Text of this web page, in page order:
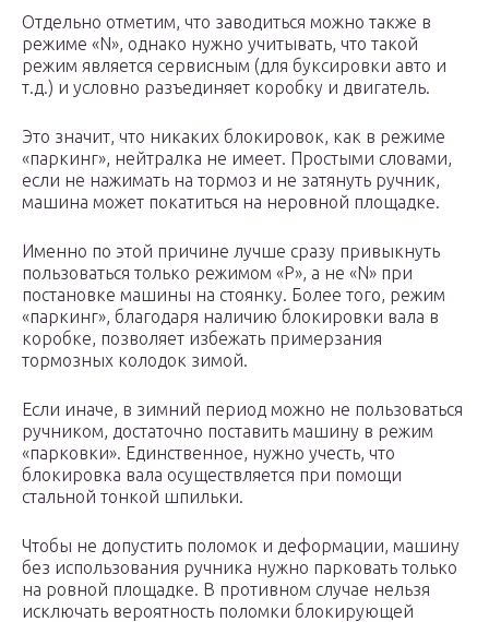
Отдельно отметим, что заводиться можно также в
режиме «N», однако нужно учитывать, что такой
режим является сервисным (для буксировки авто и
т.д.) и условно разъединяет коробку и двигатель.
Это значит, что никаких блокировок, как в режиме
«паркинг», нейтралка не имеет. Простыми словами,
если не нажимать на тормоз и не затянуть ручник,
машина может покатиться на неровной площадке.
Именно по этой причине лучше сразу привыкнуть
пользоваться только режимом «P», а не «N» при
постановке машины на стоянку. Более того, режим
«паркинг», благодаря наличию блокировки вала в
коробке, позволяет избежать примерзания
тормозных колодок зимой.
Если иначе, в зимний период можно не пользоваться
ручником, достаточно поставить машину в режим
«парковки». Единственное, нужно учесть, что
блокировка вала осуществляется при помощи
стальной тонкой шпильки.
Чтобы не допустить поломок и деформации, машину
без использования ручника нужно парковать только
на ровной площадке. В противном случае нельзя
исключать вероятность поломки блокирующей